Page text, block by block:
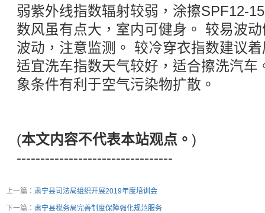
弱紫外线指数辐射较弱，涂擦SPF12-
数风虽有点大，室内可健身。 较易波
波动，注意监测。 较冷穿衣指数建议
适宜洗车指数天气较好，适合擦洗汽车
象条件有利于空气污染物扩散。
(本文内容不代表本站观点。 )
---------------------------------
上一篇： 肃宁县司法局组织开展2019年度培训会
下一篇： 肃宁县税务局完善制度保障强化规范服务